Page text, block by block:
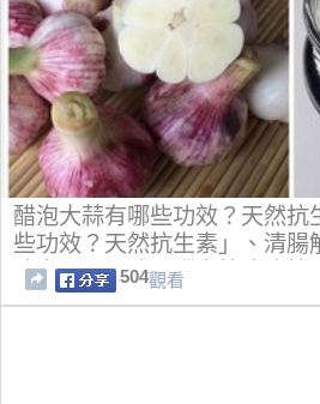
醋泡大蒜有哪些功效？天然抗
些功效？天然抗生素」、清腸
降血壓、預防心腦血管疾病等
504觀看